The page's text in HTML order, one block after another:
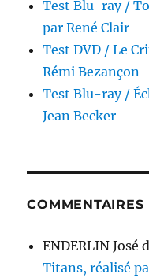
Test Blu-ray /
par René Clair
Test DVD / Le
Rémi Bezançon
Test Blu-ray /
Jean Becker
COMMENTAIRES
ENDERLIN José
Titans, réalisé